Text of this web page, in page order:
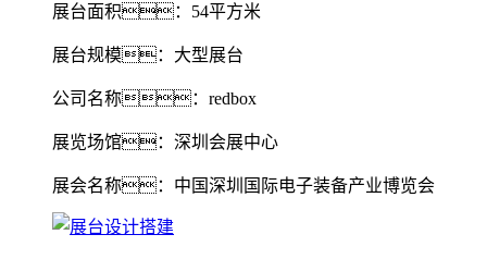
展台面积：54平方米
展台规模：大型展台
公司名称：redbox
展览场馆：深圳会展中心
展会名称：中国深圳国际电子装备产业博览会